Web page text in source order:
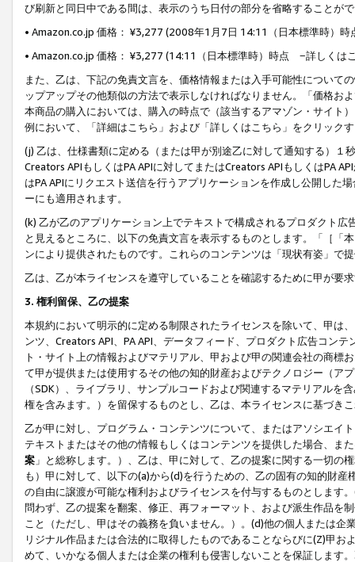
び刷新と同日中である間は、表示のうち日付の部分を省略することが
• Amazon.co.jp 価格： ¥3,277 (2008年1月7日 14:11（日本標準時）
• Amazon.co.jp 価格： ¥3,277 (14:11（日本標準時）時点 −詳しくは
また、乙は、下記の免責文言を、価格情報または入手可能性について
ップアップその他類似の方法で表示しなければなりません。「価格
本商品の購入においては、購入の時点で（該当するアマゾン・サイト
例において、「詳細はこちら」および「詳しくはこちら」をクリック
(j) 乙は、仕様書類に定める（または甲が別途乙に対して通知する）
Creators APIもしくはPA APIに対してまたはCreators APIもしくはPA
はPA APIにリクエスト送信を行うアプリケーションを作成し公開した
ーにも適用されます。
(k) 乙が乙のアプリケーション上でテキストで構成されるプロダクト
と見えるところに、以下の免責文言を表示するものとします。「［「
ンにより提供されたものです。これらのコンテンツは「現状有姿」で
乙は、乙が本ライセンスを遵守していることを確認するために甲が要
3. 権利留保、乙の提案
本規約において明示的に定める制限されたライセンスを除いて、甲は
ンツ、Creators API、PA API、データフィード、プロダクト広告コン
ト・サイト上の情報およびマテリアル、甲および甲の関連会社の商
て甲が提供または使用するその他の知的財産およびテクノロジー（ア
（SDK）、ライブラリ、サンプルコードおよび関連するマテリアル
権を含みます。）を留保するものとし、乙は、本ライセンスに基づき
乙が甲に対し、プログラム・コンテンツについて、またはアソシエイ
テキストまたはその他の情報もしくはコンテンツを提供した場合、ま
案 」と総称します。）、乙は、甲に対して、乙の提案に関する一切
も）甲に対して、以下の(a)から(d)を行うための、乙の固有の知的財
の自由に譲渡が可能な権利およびライセンスを付与するものとします
問わず、乙の提案を翻案、修正、再フォーマット、および派生作品を
こと（ただし、甲はその義務を負いません。）。(d)他の個人または
リジナル作品または合法的に取得したものであることならびに(Z)甲
めて、いかなる個人または企業の権利も侵害しないことを保証します